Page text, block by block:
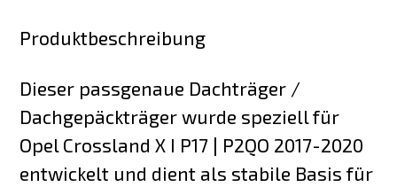
Produktbeschreibung
Dieser passgenaue Dachträger /
Dachgepäckträger wurde speziell für
Opel Crossland X I P17 | P2QO 2017-2020
entwickelt und dient als stabile Basis für